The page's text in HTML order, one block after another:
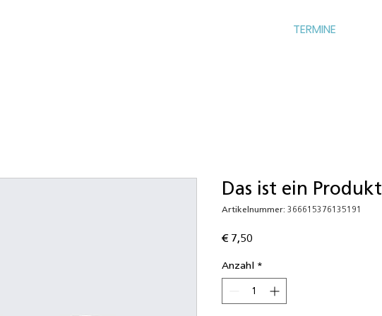
TERMINE
Das ist ein Produkt
Artikelnummer: 366615376135191
€ 7,50
Anzahl *